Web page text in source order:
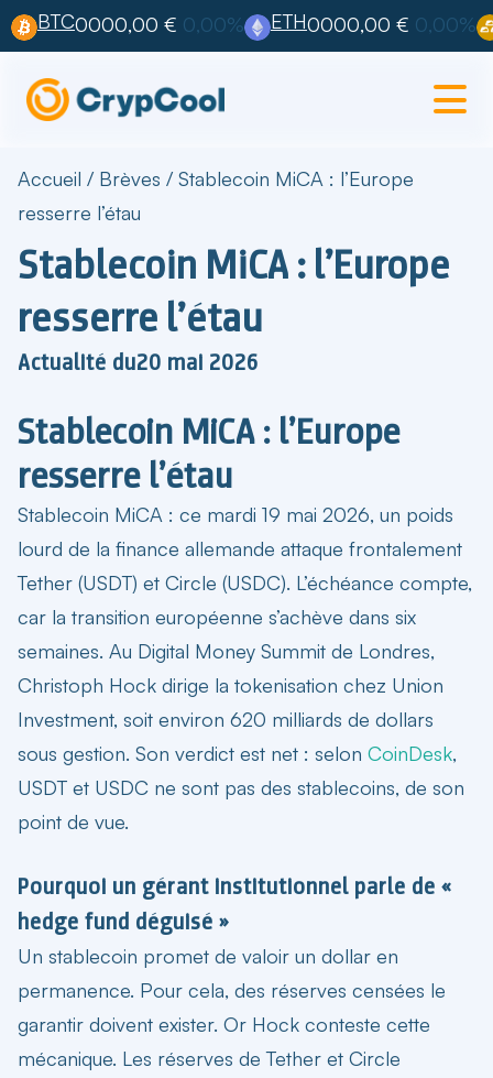
BTC0000,00 € 0,00% ETH0000,00 € 0,00%
Accueil / Brèves / Stablecoin MiCA : l’Europe
resserre l’étau
Stablecoin MiCA : l’Europe
resserre l’étau
Actualité du20 mai 2026
Stablecoin MiCA : l’Europe
resserre l’étau
Stablecoin MiCA : ce mardi 19 mai 2026, un poids
lourd de la finance allemande attaque frontalement
Tether (USDT) et Circle (USDC). L’échéance compte,
car la transition européenne s’achève dans six
semaines. Au Digital Money Summit de Londres,
Christoph Hock dirige la tokenisation chez Union
Investment, soit environ 620 milliards de dollars
sous gestion. Son verdict est net : selon CoinDesk,
USDT et USDC ne sont pas des stablecoins, de son
point de vue.
Pourquoi un gérant institutionnel parle de «
hedge fund déguisé »
Un stablecoin promet de valoir un dollar en
permanence. Pour cela, des réserves censées le
garantir doivent exister. Or Hock conteste cette
mécanique. Les réserves de Tether et Circle